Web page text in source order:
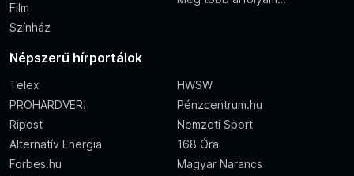
Film
Színház
Népszerű hírportálok
Telex
HWSW
PROHARDVER!
Pénzcentrum.hu
Ripost
Nemzeti Sport
Alternatív Energia
168 Óra
Forbes.hu
Magyar Narancs